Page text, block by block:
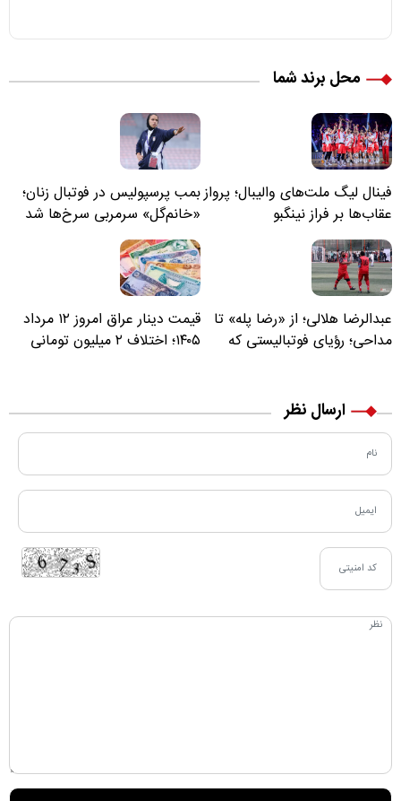
محل برند شما
فینال لیگ ملت‌های والیبال؛ پرواز
عقاب‌ها بر فراز نینگبو
بمب پرسپولیس در فوتبال زنان؛
«خانم‌گل» سرمربی سرخ‌ها شد
عبدالرضا هلالی؛ از «رضا پله» تا
مداحی؛ رؤیای فوتبالیستی که
قیمت دینار عراق امروز ۱۲ مرداد
۱۴۰۵؛ اختلاف ۲ میلیون تومانی
ارسال نظر